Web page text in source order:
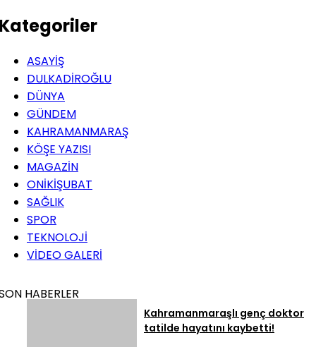
ASAYİŞ
DULKADİROĞLU
DÜNYA
GÜNDEM
KAHRAMANMARAŞ
KÖŞE YAZISI
MAGAZİN
ONİKİŞUBAT
SAĞLIK
SPOR
TEKNOLOJİ
VİDEO GALERİ
HABERLER
Kahramanmaraşlı genç doktor
tatilde hayatını kaybetti!